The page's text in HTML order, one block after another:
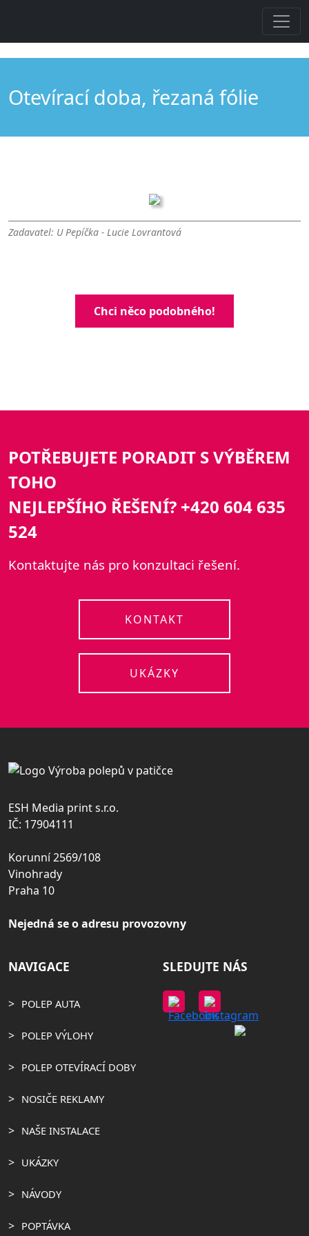
Otevírací doba, řezaná fólie
Zadavatel: U Pepíčka - Lucie Lovrantová
Chci něco podobného!
POTŘEBUJETE PORADIT S VÝBĚREM
TOHO
NEJLEPŠÍHO ŘEŠENÍ? +420 604 635
524
Kontaktujte nás pro konzultaci řešení.
KONTAKT
UKÁZKY
ESH Media print s.r.o.
IČ: 17904111
Korunní 2569/108
Vinohrady
Praha 10
Nejedná se o adresu provozovny
NAVIGACE
POLEP AUTA
POLEP VÝLOHY
POLEP OTEVÍRACÍ DOBY
NOSIČE REKLAMY
NAŠE INSTALACE
UKÁZKY
NÁVODY
POPTÁVKA
SLEDUJTE NÁS